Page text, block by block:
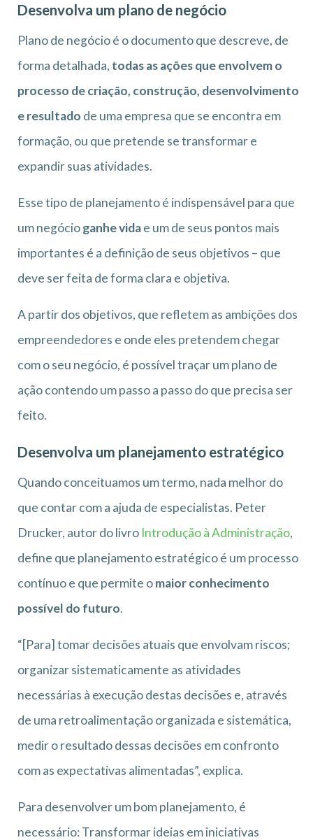
Desenvolva um plano de negócio
Plano de negócio é o documento que descreve, de
forma detalhada, todas as ações que envolvem o
processo de criação, construção, desenvolvimento
e resultado de uma empresa que se encontra em
formação, ou que pretende se transformar e
expandir suas atividades.
Esse tipo de planejamento é indispensável para que
um negócioganhe vidae um de seus pontos mais
importantes é a definição de seus objetivos – que
deve ser feita de forma clara e objetiva.
A partir dos objetivos, que refletem as ambições dos
empreendedores e onde eles pretendem chegar
com o seu negócio, é possível traçar um plano de
ação contendo um passo a passo do que precisa ser
feito.
Desenvolva um planejamento estratégico
Quando conceituamos um termo, nada melhor do
que contar com a ajuda de especialistas. Peter
Drucker, autor do livro Introdução à Administração,
define que planejamento estratégico é um processo
contínuo e que permite omaior conhecimento
possível do futuro.
“[Para] tomar decisões atuais que envolvam riscos;
organizar sistematicamente as atividades
necessárias à execução destas decisões e, através
de uma retroalimentação organizada e sistemática,
medir o resultado dessas decisões em confronto
com as expectativas alimentadas”, explica.
Para desenvolver um bom planejamento, é
necessário: Transformar ideias em iniciativas